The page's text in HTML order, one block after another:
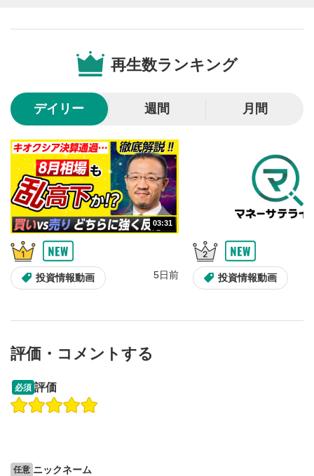
再生/一時停止
動画を再生または一時停止します。
10秒戻し/10秒送り
10秒、動画を巻き戻し/早送りします。
シークバー
再生位置を示しています。再生したい位置をクリック
するとその位置から動画が再生されます。
6
画質/再生速度の設定
画質の選択/再生速度の変更ができます。
7
音量調整
スライダーを上下すると音量が調整できます。
8
全画面表示
再生数ランキング
デイリー 週間 月間
03:31
投資情報動画 5日前 投資情報動画
操作説明動画
評価・コメントする
必須 評価
任意 ニックネーム